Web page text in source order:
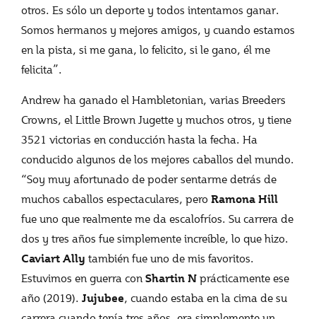
otros. Es sólo un deporte y todos intentamos ganar.
Somos hermanos y mejores amigos, y cuando estamos
en la pista, si me gana, lo felicito, si le gano, él me
felicita”.
Andrew ha ganado el Hambletonian, varias Breeders
Crowns, el Little Brown Jugette y muchos otros, y tiene
3521 victorias en conducción hasta la fecha. Ha
conducido algunos de los mejores caballos del mundo.
“Soy muy afortunado de poder sentarme detrás de
muchos caballos espectaculares, pero Ramona Hill
fue uno que realmente me da escalofríos. Su carrera de
dos y tres años fue simplemente increíble, lo que hizo.
Caviart Ally también fue uno de mis favoritos.
Estuvimos en guerra con Shartin N prácticamente ese
año (2019). Jujubee, cuando estaba en la cima de su